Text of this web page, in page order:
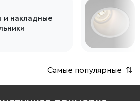
Самые популярные ⇅